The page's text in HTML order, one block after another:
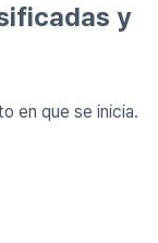
y
en que se inicia.